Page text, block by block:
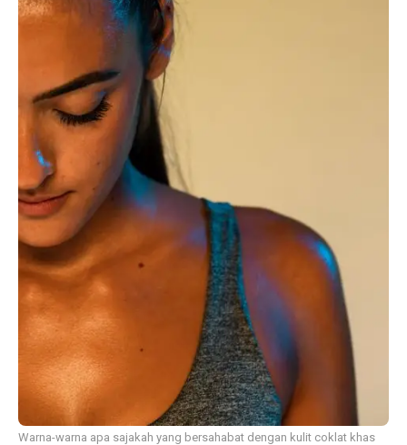
Warna-warna apa sajakah yang bersahabat dengan kulit coklat khas